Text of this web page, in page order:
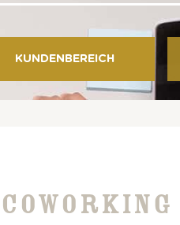
KUNDENBEREICH